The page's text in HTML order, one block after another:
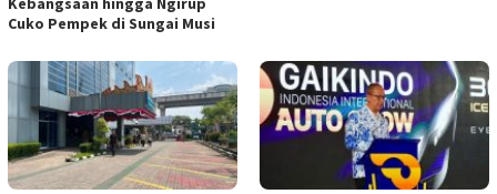
Cuko Pempek di Sungai Musi